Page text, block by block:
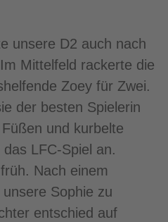
unsere D2 auch nach
Mittelfeld rackerte die
Zoey für Zwei.
der besten Spielerin
und kurbelte
LFC-Spiel an.
Nach einem
Sophie zu
entschied auf